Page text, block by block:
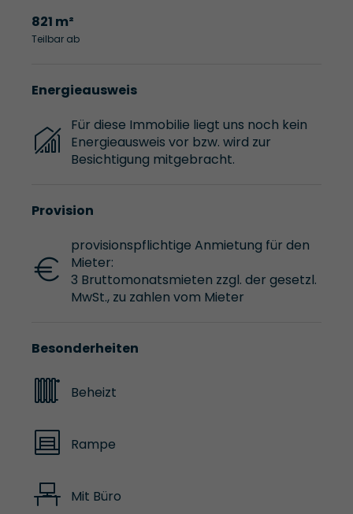
821 m²
Teilbar ab
Energieausweis
Für diese Immobilie liegt uns noch kein
Energieausweis vor bzw. wird zur
Besichtigung mitgebracht.
Provision
provisionspflichtige Anmietung für den
Mieter:
3 Bruttomonatsmieten zzgl. der gesetzl.
MwSt., zu zahlen vom Mieter
Besonderheiten
Beheizt
Rampe
Mit Büro